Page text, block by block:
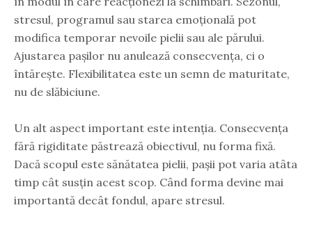
stresul, programul sau starea emoțională pot
modifica temporar nevoile pielii sau ale părului.
Ajustarea pașilor nu anulează consecvența, ci o
întărește. Flexibilitatea este un semn de maturitate,
nu de slăbiciune.
Un alt aspect important este intenția. Consecvența
fără rigiditate păstrează obiectivul, nu forma fixă.
Dacă scopul este sănătatea pielii, pașii pot varia atâta
timp cât susțin acest scop. Când forma devine mai
importantă decât fondul, apare stresul.